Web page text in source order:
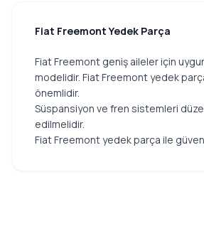
Fiat Freemont Yedek Parça
Fiat Freemont geniş aileler için
modelidir. Fiat Freemont yedek
önemlidir.
Süspansiyon ve fren sistemleri
edilmelidir.
Fiat Freemont yedek parça ile